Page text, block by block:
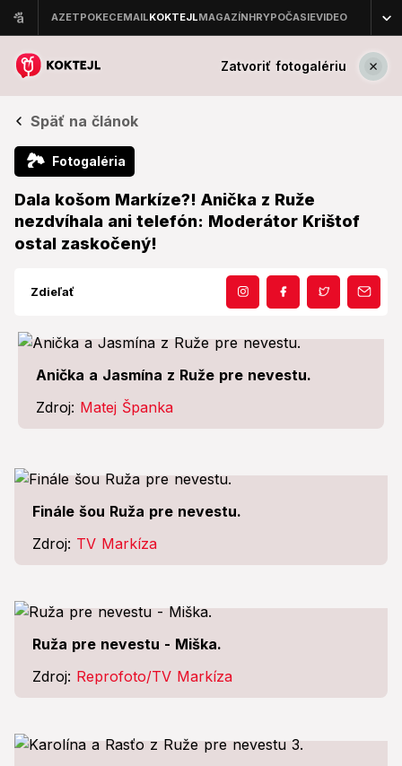
Zatvoriť fotogalériu
Späť na článok
🏞 Fotogaléria
Dala košom Markíze?! Anička z Ruže
nezdvíhala ani telefón: Moderátor Krištof
ostal zaskočený!
Zdieľať
Anička a Jasmína z Ruže pre nevestu.
Zdroj: Matej Španka
Finále šou Ruža pre nevestu.
Zdroj: TV Markíza
Ruža pre nevestu - Miška.
Zdroj: Reprofoto/TV Markíza